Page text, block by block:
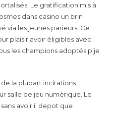
Le gratification mis à
dans casino un brin
via les jeunes parieurs. Ce
plaisir avoir éligibles avec
les champions adoptés p’je
de la plupart incitations
salle de jeu numérique. Le
avoir í depot que